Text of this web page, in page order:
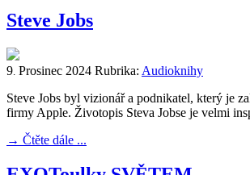
Steve Jobs
9. Prosinec 2024 Rubrika: Audioknihy
Steve Jobs byl vizionář a podnikatel, který je
firmy Apple. Životopis Steva Jobse je velmi
→ Čtěte dále ...